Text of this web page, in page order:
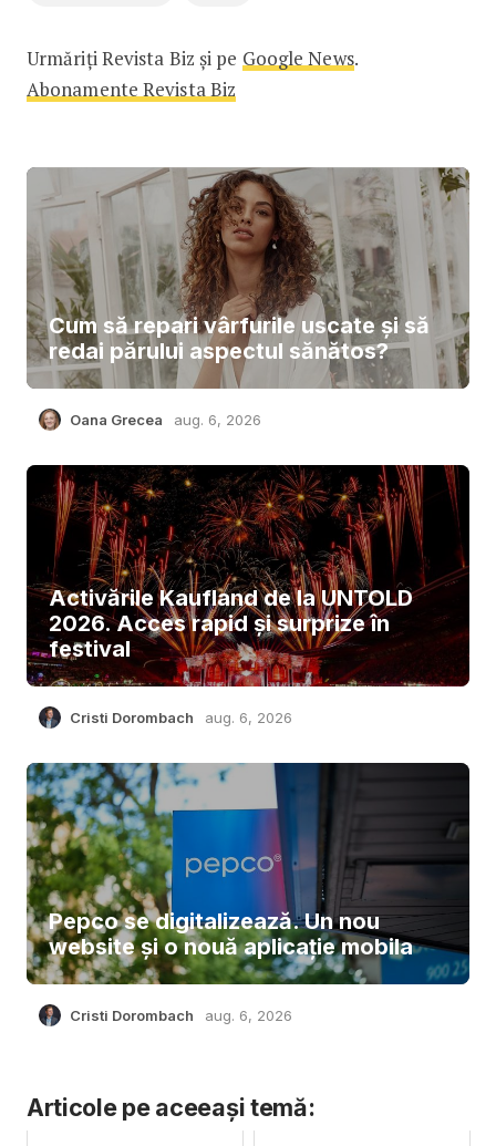
Urmăriți Revista Biz și pe Google News.
Abonamente Revista Biz
Cum să repari vârfurile uscate și să
redai părului aspectul sănătos?
Oana Grecea aug. 6, 2026
Activările Kaufland de la UNTOLD
2026. Acces rapid și surprize în
festival
Cristi Dorombach aug. 6, 2026
Pepco se digitalizează. Un nou
website și o nouă aplicație mobila
Cristi Dorombach aug. 6, 2026
Articole pe aceeași temă: